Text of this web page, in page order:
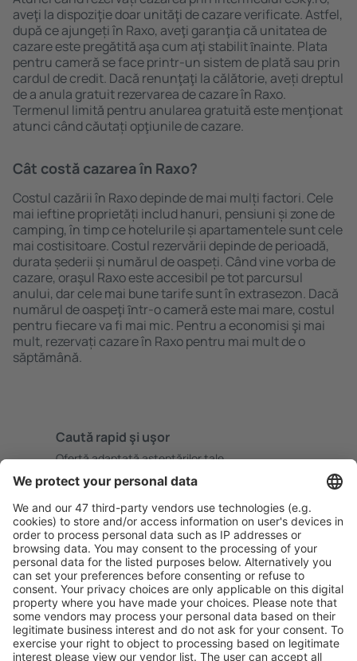
aveţi la dispoziţie doar unităţi de cazare verificate. Astfel,
după ce ajungeți în Raxo, aveţi garanţia că unitatea de
cazare este pregătită aşa cum aţi stabilit ȋnainte. Plata
pentru cameră se face printr-un sistem de plată sau prin
cardul de credit. Dacă renunţaţi la călătorie, aveți dreptul
de a anula gratuit rezervarea de cazare în Raxo.
Termenul limită pentru anularea gratuită este menţionat
atunci când căutați opţiunile de cazare.
Cât costă cazarea în Raxo?
Costul cazării în Raxo depinde de mai mulți factori. Cele
mai ieftine proprietăți includ hanuri, pensiuni și zone de
camping, în timp ce hotelurile și apartamentele sunt cele
mai costisitoare. Costul rezervării depinde de perioadă,
durata șederii și numărul de oaspeți. Când vine vorba de
cazare, oraşul Raxo este accesibil pe tot parcursul
anului, dar cele mai bune tarife sunt în extrasezon. Dacă
numărul de oaspeţi ȋntr-o cameră este mai mare, costul
pentru fiecare va fi mai mic. Pentru a economisi şi mai
mult, rezervați cazare în Raxo pentru mai mult de o
săptămână.
Caută rapid şi uşor
Ofertă adaptată aşteptărilor tale.
Planifică ȋn siguranţă
Rezervare fără griji cu opțiune gratuită de anulare.
Economiseşte mai mult
Prețuri atractive și oferte speciale pentru utilizatorii
conectați.
Cazarea preferată